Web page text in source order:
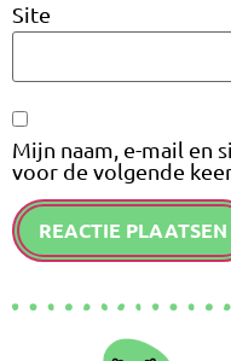
Site
Mijn naam, e-mail en
voor de volgende